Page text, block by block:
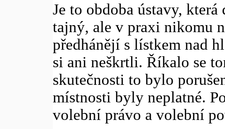
Je to obdoba ústavy,
tajný, ale v praxi nikomu
předhánějí s lístkem nad
si ani neškrtli. Říkalo se
skutečnosti to bylo
místnosti byly neplatné.
volební právo a volební